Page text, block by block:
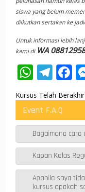
siswa yang belum
diikutkan sertakan ke
Untuk informasi lebih
kami di WA
W
h
at
s
A
p
p
T
el
e
gr
a
m
F
ac
e
b
o
o
k
Kursus Telah Berakhir
Event F.A.Q
Bagaimana
Kapan Kelas
Apabila saya
kursus apakah